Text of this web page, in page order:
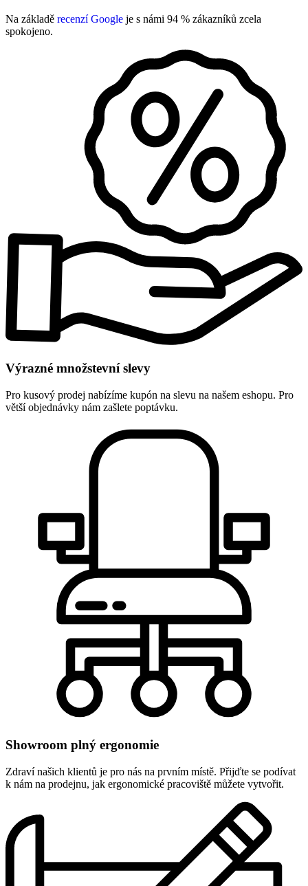
Na základě recenzí Google je s námi 94 % zákazníků zcela
spokojeno.
Výrazné množstevní slevy
Pro kusový prodej nabízíme kupón na slevu na našem eshopu. Pro
větší objednávky nám zašlete poptávku.
Showroom plný ergonomie
Zdraví našich klientů je pro nás na prvním místě. Přijďte se podívat
k nám na prodejnu, jak ergonomické pracoviště můžete vytvořit.